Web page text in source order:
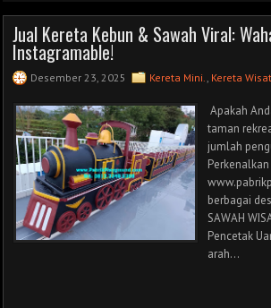
Header Background
Jual Kereta Kebun & Sawah Viral:
Instagramable!
Desember 23, 2025 Kereta Mini., Kereta
Apakah
taman
jumlah
berbagai
SAWAH
Pencetak
arah...